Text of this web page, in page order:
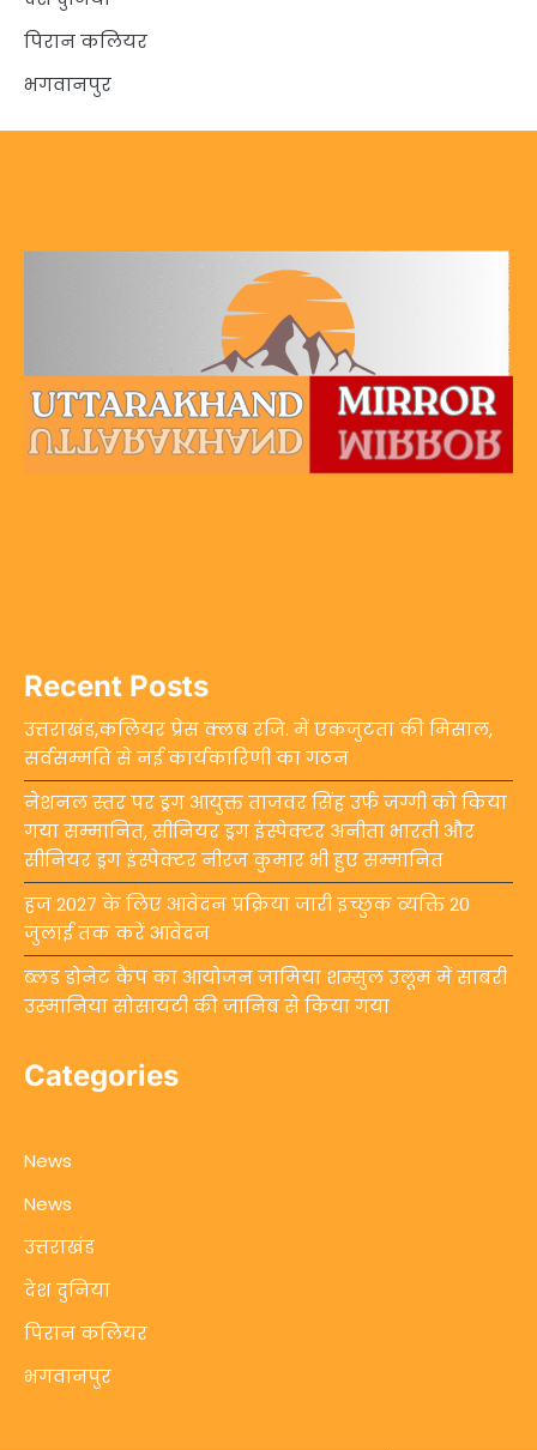
पिरान कलियर
भगवानपुर
Recent Posts
उत्तराखंड,कलियर प्रेस क्लब रजि. में एकजुटता की मिसाल,
सर्वसम्मति से नई कार्यकारिणी का गठन
नेशनल स्तर पर ड्रग आयुक्त ताजवर सिंह उर्फ जग्गी को किया
गया सम्मानित, सीनियर ड्रग इंस्पेक्टर अनीता भारती और
सीनियर ड्रग इंस्पेक्टर नीरज कुमार भी हुए सम्मानित
हज 2027 के लिए आवेदन प्रक्रिया जारी इच्छुक व्यक्ति 20
जुलाई तक करें आवेदन
ब्लड डोनेट कैंप का आयोजन जामिया शम्सुल उलूम में साबरी
उस्मानिया सोसायटी की जानिब से किया गया
Categories
News
News
उत्तराखंड
देश दुनिया
पिरान कलियर
भगवानपुर